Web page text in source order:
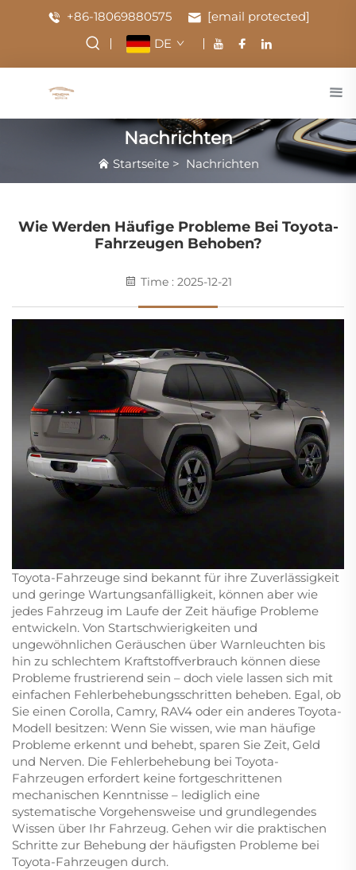
+86-18069880575
[email protected]
DE
Nachrichten
Startseite> Nachrichten
Wie Werden Häufige Probleme Bei Toyota-
Fahrzeugen Behoben?
Time : 2025-12-21
Toyota-Fahrzeuge sind bekannt für ihre Zuverlässigkeit
und geringe Wartungsanfälligkeit, können aber wie
jedes Fahrzeug im Laufe der Zeit häufige Probleme
entwickeln. Von Startschwierigkeiten und
ungewöhnlichen Geräuschen über Warnleuchten bis
hin zu schlechtem Kraftstoffverbrauch können diese
Probleme frustrierend sein – doch viele lassen sich mit
einfachen Fehlerbehebungsschritten beheben. Egal, ob
Sie einen Corolla, Camry, RAV4 oder ein anderes Toyota-
Modell besitzen: Wenn Sie wissen, wie man häufige
Probleme erkennt und behebt, sparen Sie Zeit, Geld
und Nerven. Die Fehlerbehebung bei Toyota-
Fahrzeugen erfordert keine fortgeschrittenen
mechanischen Kenntnisse – lediglich eine
systematische Vorgehensweise und grundlegendes
Wissen über Ihr Fahrzeug. Gehen wir die praktischen
Schritte zur Behebung der häufigsten Probleme bei
Toyota-Fahrzeugen durch.